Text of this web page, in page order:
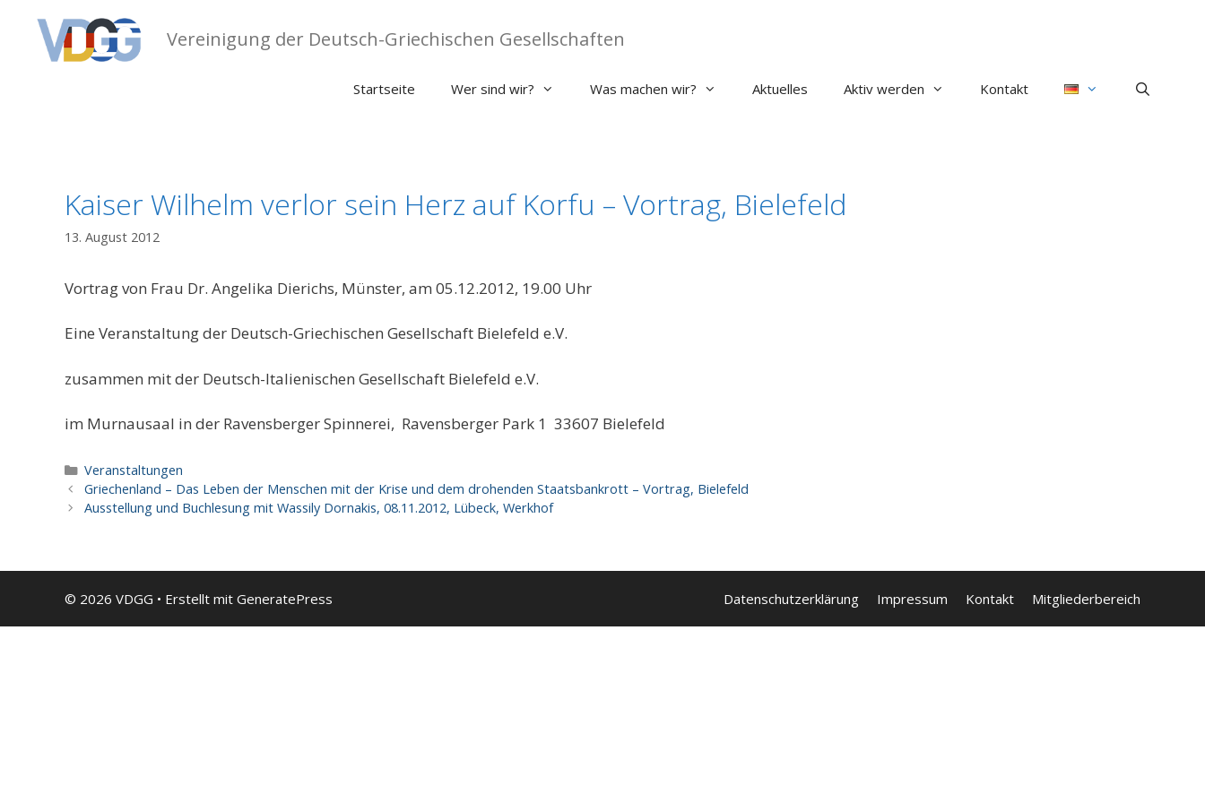
Inhalt
springen
Vereinigung der Deutsch-Griechischen Gesellschaften
Startseite Wer sind wir? Was machen wir? Aktuelles Aktiv werden Kontakt
Kaiser Wilhelm verlor sein Herz auf Korfu – Vortrag, Bielefeld
13. August 2012
Vortrag von Frau Dr. Angelika Dierichs, Münster, am 05.12.2012, 19.00 Uhr
Eine Veranstaltung der Deutsch-Griechischen Gesellschaft Bielefeld e.V.
zusammen mit der Deutsch-Italienischen Gesellschaft Bielefeld e.V.
im Murnausaal in der Ravensberger Spinnerei, Ravensberger Park 1 33607 Bielefeld
Kategorien
Veranstaltungen
Griechenland – Das Leben der Menschen mit der Krise und dem drohenden Staatsbankrott – Vortrag, Bielefeld
Ausstellung und Buchlesung mit Wassily Dornakis, 08.11.2012, Lübeck, Werkhof
Datenschutzerklärung Impressum Kontakt Mitgliederbereich
© 2026 VDGG • Erstellt mit GeneratePress